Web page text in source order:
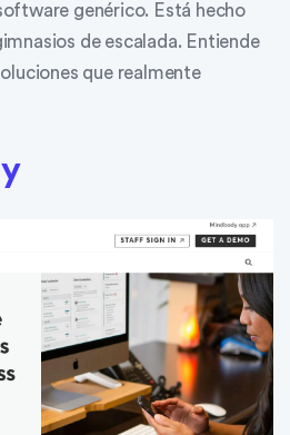
genérico. Está hecho
de escalada. Entiende
que realmente